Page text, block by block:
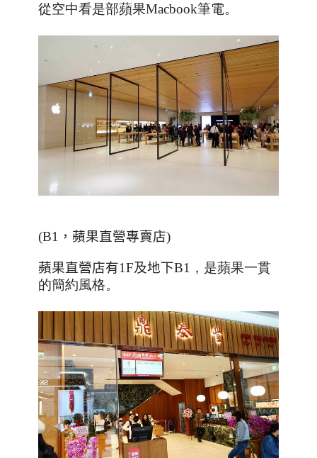
從空中看是部蘋果Macbook筆電。
(B1 ，蘋果直營專賣店)
蘋果直營店有1F及地下B1，是蘋果一貫
的簡約風格。